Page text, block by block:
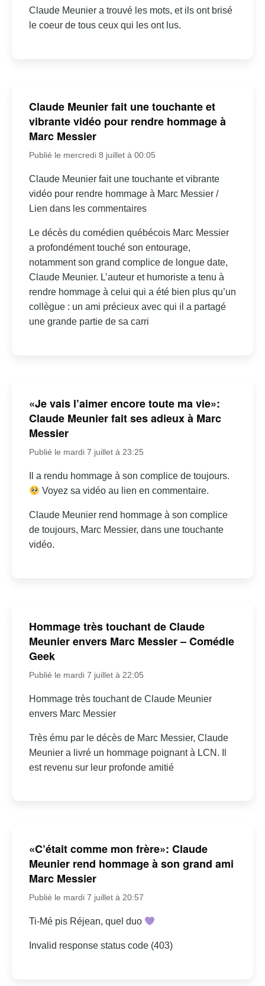
Claude Meunier a trouvé les mots, et ils ont brisé
le coeur de tous ceux qui les ont lus.
Claude Meunier fait une touchante et
vibrante vidéo pour rendre hommage à
Marc Messier
Publié le mercredi 8 juillet à 00:05
Claude Meunier fait une touchante et vibrante
vidéo pour rendre hommage à Marc Messier /
Lien dans les commentaires
Le décès du comédien québécois Marc Messier
a profondément touché son entourage,
notamment son grand complice de longue date,
Claude Meunier. L’auteur et humoriste a tenu à
rendre hommage à celui qui a été bien plus qu’un
collègue : un ami précieux avec qui il a partagé
une grande partie de sa carri
«Je vais l’aimer encore toute ma vie»:
Claude Meunier fait ses adieux à Marc
Messier
Publié le mardi 7 juillet à 23:25
Il a rendu hommage à son complice de toujours.
Voyez sa vidéo au lien en commentaire.
Claude Meunier rend hommage à son complice
de toujours, Marc Messier, dans une touchante
vidéo.
Hommage très touchant de Claude
Meunier envers Marc Messier – Comédie
Geek
Publié le mardi 7 juillet à 22:05
Hommage très touchant de Claude Meunier
envers Marc Messier
Très ému par le décès de Marc Messier, Claude
Meunier a livré un hommage poignant à LCN. Il
est revenu sur leur profonde amitié
«C’était comme mon frère»: Claude
Meunier rend hommage à son grand ami
Marc Messier
Publié le mardi 7 juillet à 20:57
Ti-Mé pis Réjean, quel duo
Invalid response status code (403)